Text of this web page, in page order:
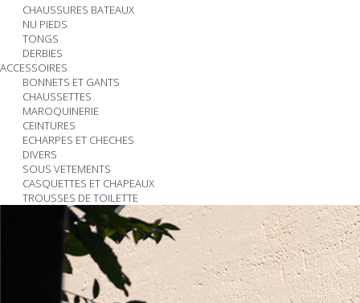
CHAUSSURES BATEAUX
NU PIEDS
TONGS
DERBIES
ACCESSOIRES
BONNETS ET GANTS
CHAUSSETTES
MAROQUINERIE
CEINTURES
ECHARPES ET CHECHES
DIVERS
SOUS VETEMENTS
CASQUETTES ET CHAPEAUX
TROUSSES DE TOILETTE